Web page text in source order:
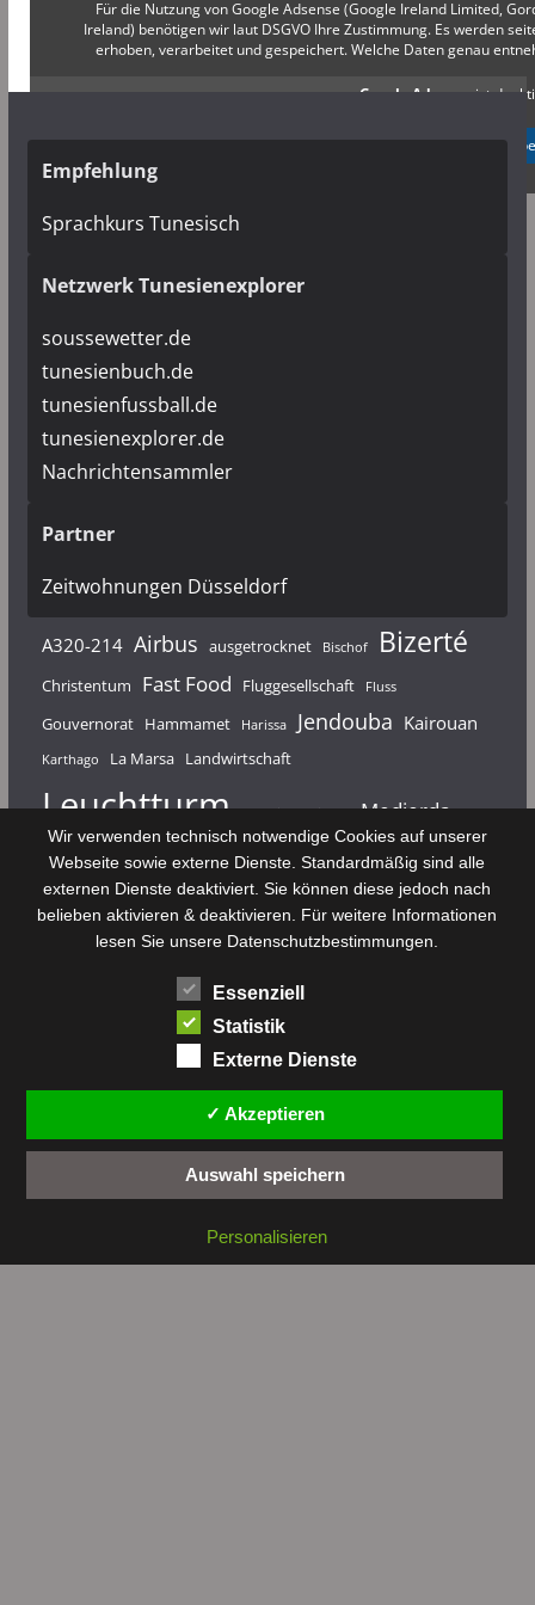
Für die Nutzung von Google Adsense (Google Ireland Limited,
Ireland) benötigen wir laut DSGVO Ihre Zustimmung. Es werden
erhoben, verarbeitet und gespeichert. Welche Daten genau
Google Adsense ist
✓ Erlauben
Empfehlung
Sprachkurs Tunesisch
Netzwerk Tunesienexplorer
soussewetter.de
tunesienbuch.de
tunesienfussball.de
tunesienexplorer.de
Nachrichtensammler
Partner
Zeitwohnungen Düsseldorf
A320-214 Airbus ausgetrocknet Bischof Bizerté
Christentum Fast Food Fluggesellschaft Fluss
Gouvernorat Hammamet Harissa Jendouba Kairouan
Karthago La Marsa Landwirtschaft
Leuchtturm Mahdia Majerda Medjerda
Monastir Médenine Nabeul Nouvelair Punier
Rundfunk Römer Salzsee Sebkha
Sfax Sidi Bou Said Souk El Arba Sousse
Stadt Tabarka Telekommunikation
Zaghouan
Wir verwenden technisch notwendige Cookies auf unserer
Webseite sowie externe Dienste. Standardmäßig sind alle
externen Dienste deaktiviert. Sie können diese jedoch nach
belieben aktivieren & deaktivieren. Für weitere Informationen
lesen Sie unsere Datenschutzbestimmungen.
Essenziell
Statistik
Externe Dienste
✓ Akzeptieren
Auswahl speichern
Personalisieren